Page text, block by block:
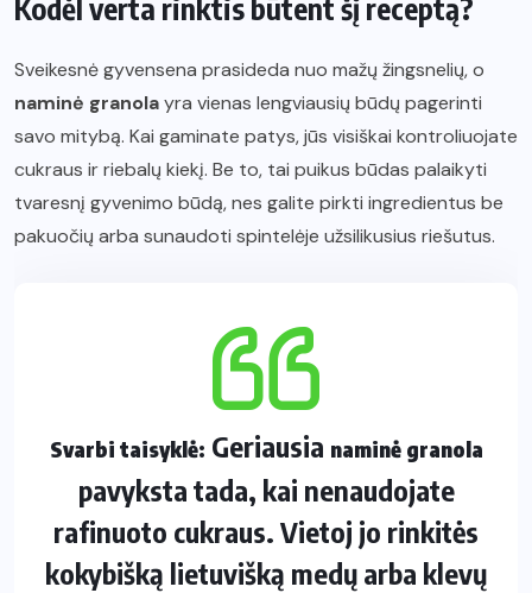
Kodėl verta rinktis būtent šį receptą?
Sveikesnė gyvensena prasideda nuo mažų žingsnelių, o
naminė granolayra vienas lengviausių būdų pagerinti
savo mitybą. Kai gaminate patys, jūs visiškai kontroliuojate
cukraus ir riebalų kiekį. Be to, tai puikus būdas palaikyti
tvaresnį gyvenimo būdą, nes galite pirkti ingredientus be
pakuočių arba sunaudoti spintelėje užsilikusius riešutus.
Svarbi taisyklė: Geriausia naminė granola
pavyksta tada, kai nenaudojate
rafinuoto cukraus. Vietoj jo rinkitės
kokybišką lietuvišką medų arba klevų